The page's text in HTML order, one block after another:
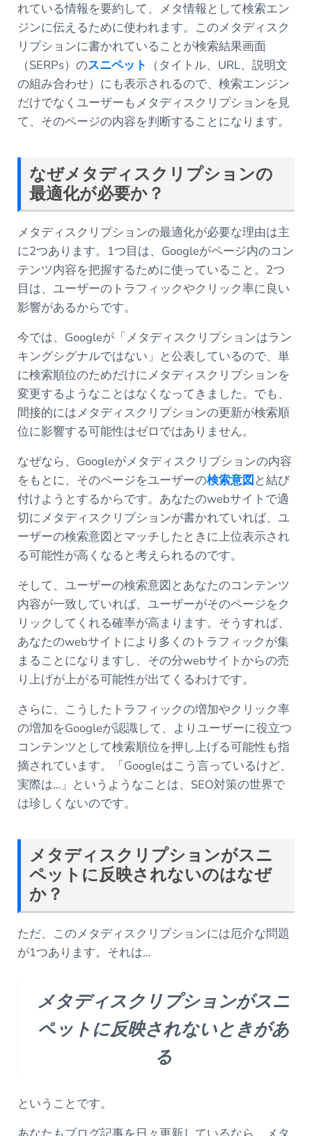
れている情報を要約して、メタ情報として検索エン
ジンに伝えるために使われます。このメタディスク
リプションに書かれていることが検索結果画面
（SERPs）のスニペット
（タイトル、URL、説明文
の組み合わせ）にも表示されるので、検索エンジン
だけでなくユーザーもメタディスクリプションを見
て、そのページの内容を判断することになります。
なぜメタディスクリプションの
最適化が必要か？
メタディスクリプションの最適化が必要な理由は主
に2つあります。1つ目は、Googleがページ内のコン
テンツ内容を把握するために使っていること。2つ
目は、ユーザーのトラフィックやクリック率に良い
影響があるからです。
今では、Googleが「メタディスクリプションはラン
キングシグナルではない」と公表しているので、単
に検索順位のためだけにメタディスクリプションを
変更するようなことはなくなってきました。でも、
間接的にはメタディスクリプションの更新が検索順
位に影響する可能性はゼロではありません。
なぜなら、Googleがメタディスクリプションの内容
をもとに、そのページをユーザーの検索意図と結び
付けようとするからです。あなたのwebサイトで適
切にメタディスクリプションが書かれていれば、ユ
ーザーの検索意図とマッチしたときに上位表示され
る可能性が高くなると考えられるのです。
そして、ユーザーの検索意図とあなたのコンテンツ
内容が一致していれば、ユーザーがそのページをク
リックしてくれる確率が高まります。そうすれば、
あなたのwebサイトにより多くのトラフィックが集
まることになりますし、その分webサイトからの売
り上げが上がる可能性が出てくるわけです。
さらに、こうしたトラフィックの増加やクリック率
の増加をGoogleが認識して、よりユーザーに役立つ
コンテンツとして検索順位を押し上げる可能性も指
摘されています。「Googleはこう言っているけど、
実際は…」というようなことは、SEO対策の世界で
は珍しくないのです。
メタディスクリプションがスニ
ペットに反映されないのはなぜ
か？
ただ、このメタディスクリプションには厄介な問題
が1つあります。それは…
メタディスクリプションがスニ
ペットに反映されないときがあ
る
ということです。